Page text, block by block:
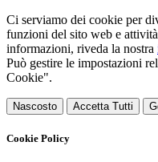
Ci serviamo dei cookie per
funzioni del sito web e
informazioni, riveda la nostra
Può gestire le impostazioni
Cookie".
Nascosto Accetta Tutti
Cookie Policy